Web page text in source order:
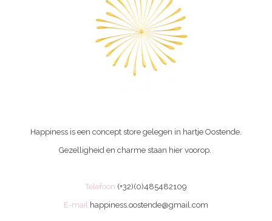
Happiness is een concept store gelegen in hartje Oostende.
Gezelligheid en charme staan hier voorop.
Telefoon (+32)(0)485482109
E-mail happiness.oostende@gmail.com